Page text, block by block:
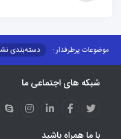
موضوعات پرطرفدار : دسته‌بندی
مزایدات و مناقصات
محتوای
عملکردها
عشایر استان
شبکه های اجتماعی ما
با ما همراه باشید